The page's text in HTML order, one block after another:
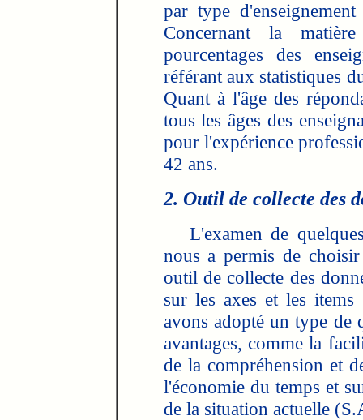
par type
Concernant la
pourcentages des
référant aux statistiques
Quant à l'âge des
tous les âges des
pour l'expérience
42 ans.
2. Outil de collecte des
L'examen de
nous a permis de
outil de collecte des
sur les axes et les
avons adopté un type de
avantages, comme la
de la compréhension et
l'économie du temps et
de la situation actuelle